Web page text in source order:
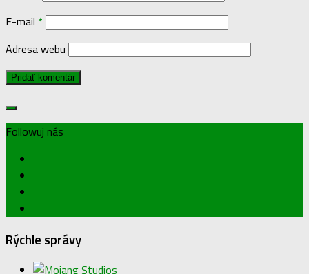
E-mail *
Adresa webu
Followuj nás
Rýchle správy